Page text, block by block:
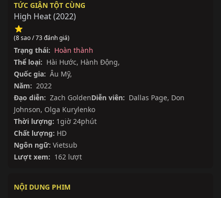
TỨC GIẬN TỘT CÙNG
High Heat(2022)
(8 sao / 73 đánh giá)
Trạng thái: Hoàn thành
Thể loại: Hài Hước, Hành Động,
Quốc gia: Âu Mỹ,
Năm: 2022
Đạo diễn: Zach GoldenDiễn viên: Dallas Page, Don
Johnson, Olga Kurylenko
Thời lượng: 1giờ 24phút
Chất lượng: HD
Ngôn ngữ: Vietsub
Lượt xem: 162 lượt
NỘI DUNG PHIM